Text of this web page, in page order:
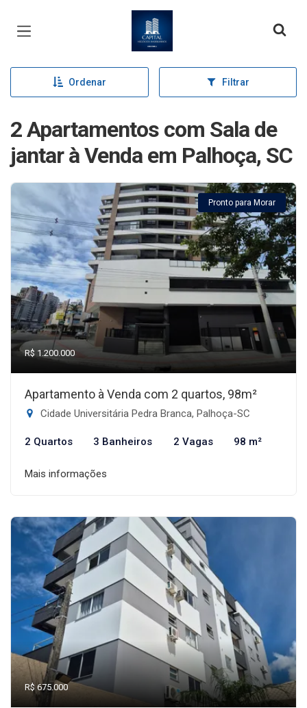
Página inicial
Ordenar Filtrar
2 Apartamentos com Sala de
jantar à Venda em Palhoça, SC
Pronto para Morar
R$ 1.200.000
Apartamento à Venda com 2 quartos, 98m²
Cidade Universitária Pedra Branca, Palhoça-SC
2 Quartos 3 Banheiros 2 Vagas 98 m²
Mais informações
R$ 675.000